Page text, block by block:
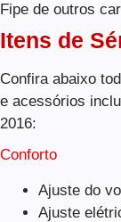
Fipe de outros
Itens de
Confira abaixo
e acessórios
2016:
Conforto
Ajuste do
Ajuste